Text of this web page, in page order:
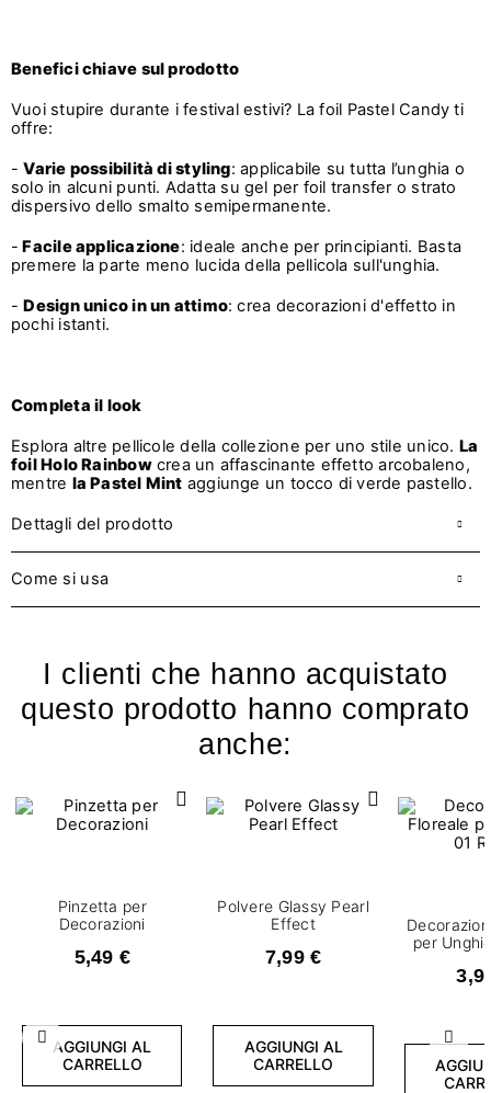
Benefici chiave sul prodotto
Vuoi stupire durante i festival estivi? La foil Pastel Candy ti
offre:
-Varie possibilità di styling: applicabile su tutta l’unghia o
solo in alcuni punti. Adatta su gel per foil transfer o strato
dispersivo dello smalto semipermanente.
- Facile applicazione: ideale anche per principianti. Basta
premere la parte meno lucida della pellicola sull'unghia.
- Design unico in un attimo: crea decorazioni d'effetto in
pochi istanti.
Completa il look
Esplora altre pellicole della collezione per uno stile unico. La
foil Holo Rainbowcrea un affascinante effetto arcobaleno,
mentre la Pastel Mint aggiunge un tocco di verde pastello.
Dettagli del prodotto
Come si usa
I clienti che hanno acquistato
questo prodotto hanno comprato
anche:
Precedente
Pinzetta per
Decorazioni
5,49 €
AGGIUNGI AL
CARRELLO
Polvere Glassy Pearl
Effect
7,99 €
AGGIUNGI AL
CARRELLO
per